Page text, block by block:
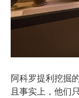
阿科罗提利挖掘
且事实上，他们